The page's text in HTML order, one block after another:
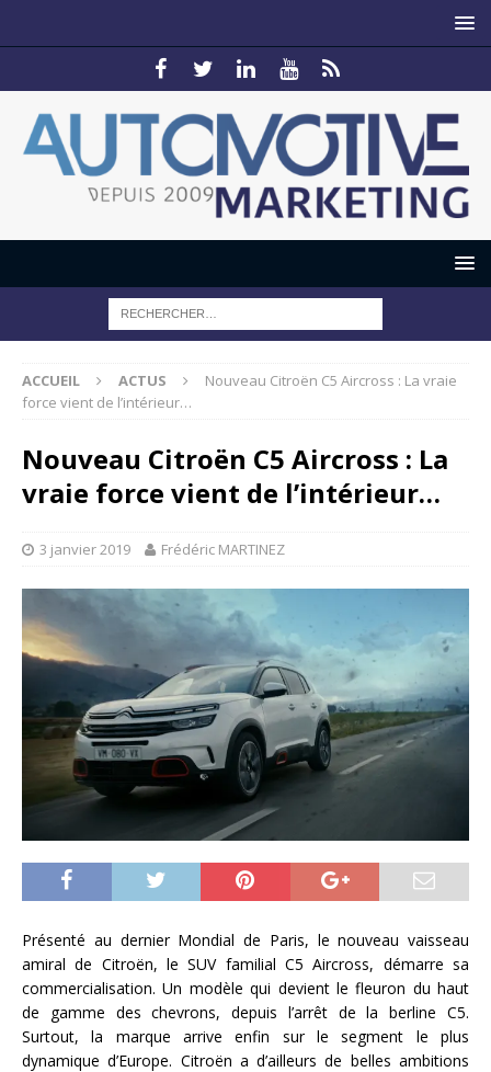
ACCUEIL ACTUS
Nouveau Citroën C5 Aircross : La vraie
force vient de l’intérieur…
Nouveau Citroën C5 Aircross : La
vraie force vient de l’intérieur…
3 janvier 2019 Frédéric MARTINEZ
Présenté au dernier Mondial de Paris, le nouveau vaisseau
amiral de Citroën, le SUV familial C5 Aircross, démarre sa
commercialisation. Un modèle qui devient le fleuron du haut
de gamme des chevrons, depuis l’arrêt de la berline C5.
Surtout, la marque arrive enfin sur le segment le plus
dynamique d’Europe. Citroën a d’ailleurs de belles ambitions